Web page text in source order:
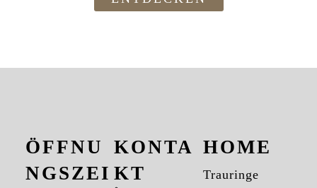
HOME
Trauringe
KONTA
KT
ÖFFNU
NGSZEI